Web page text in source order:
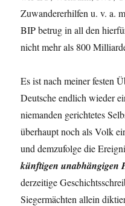
Zuwandererhilfen u. v. a.
BIP betrug in all den
nicht mehr als 800
Es ist nach meiner festen
Deutsche endlich wieder
niemanden gerichtetes
überhaupt noch als Volk
und demzufolge die
künftigen unabhängigen
derzeitige
Siegermächten allein